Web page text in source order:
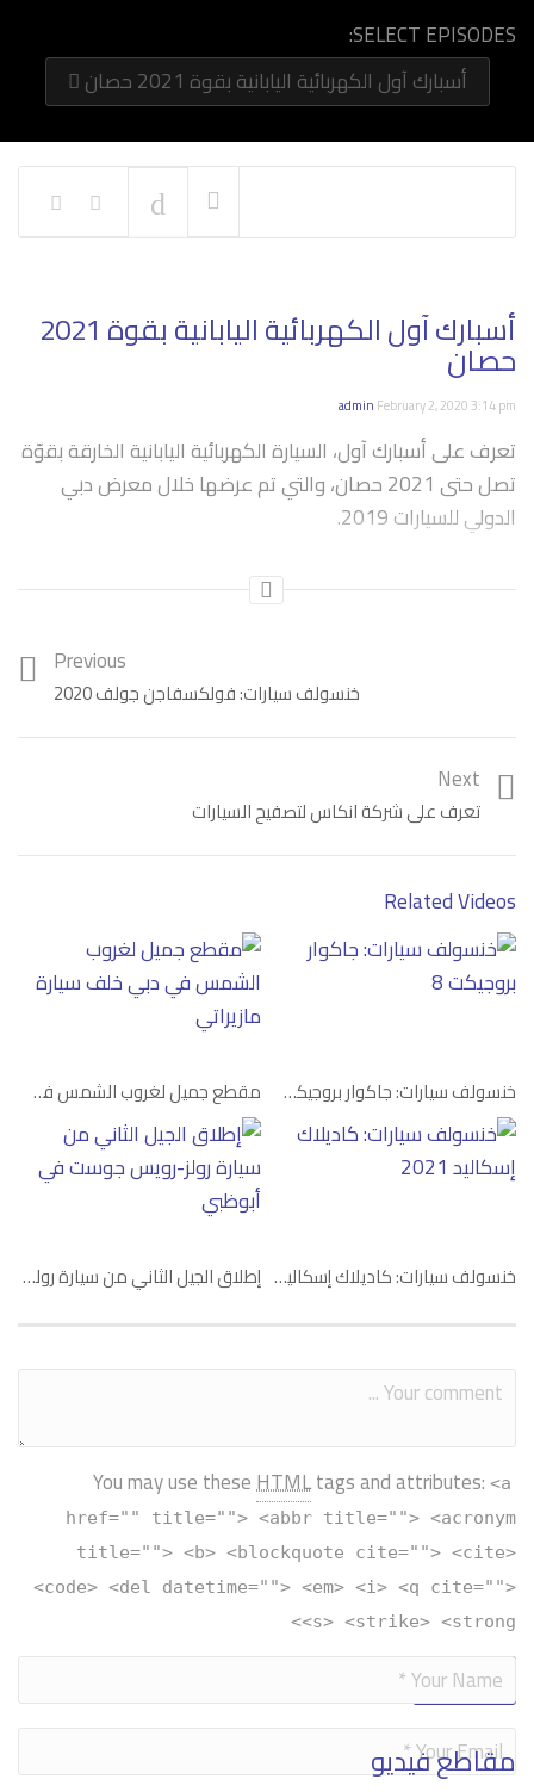
NOW PLAYING
SELECT EPISODES:
أسبارك آول الكهربائية اليابانية بقوة 2021 حصان
أسبارك آول الكهربائية اليابانية بقوة 2021
حصان
admin February 2, 2020 3:14 pm
تعرف على أسبارك آول، السيارة الكهربائية اليابانية الخارقة بقوّة
تصل حتى 2021 حصان، والتي تم عرضها خلال معرض دبي
الدولي للسيارات 2019.
Previous
خنسولف سيارات: فولكسفاجن جولف 2020
Next
تعرف على شركة انكاس لتصفيح السيارات
Related Videos
مقطع جميل لغروب الشمس في دبي خلف سيارة مازيراتي خنسولف سيارات: جاكوار بروجيكت 8
إطلاق الجيل الثاني من سيارة رولز-رويس جوست في أبوظبي خنسولف سيارات: كاديلاك إسكاليد 2021
You may use theseHTMLtags and attributes: <a
href="" title=""> <abbr title=""> <acronym
title=""> <b> <blockquote cite=""> <cite>
<code> <del datetime=""> <em> <i> <q cite="">
<s> <strike> <strong>
Alternative:
مقاطع فيديو